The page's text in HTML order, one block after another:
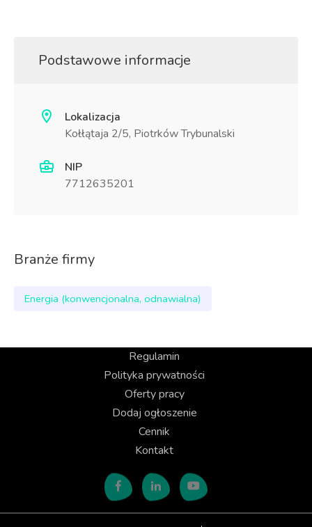
Podstawowe informacje
Lokalizacja
Kołłątaja 2/5, Piotrków Trybunalski
NIP
7712635201
Branże firmy
Energia (konwencjonalna, odnawialna)
Regulamin
Polityka prywatności
Oferty pracy
Dodaj ogłoszenie
Cennik
Kontakt